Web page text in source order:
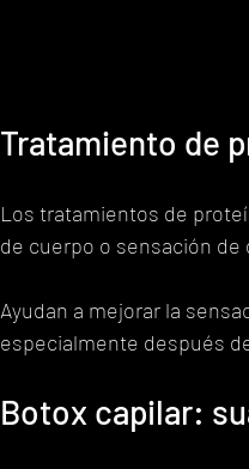
Tratamiento de
Los tratamientos de
de cuerpo o sensación de
Ayudan a mejorar la
especialmente después
Botox capilar: